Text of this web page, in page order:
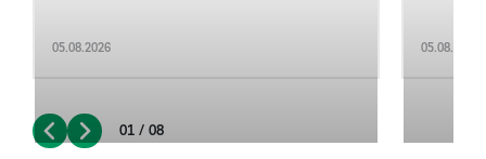
05.08.2026 05.08.2026
01 / 08